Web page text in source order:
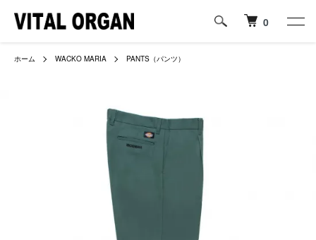
0
ホーム WACKO MARIA PANTS（パンツ）